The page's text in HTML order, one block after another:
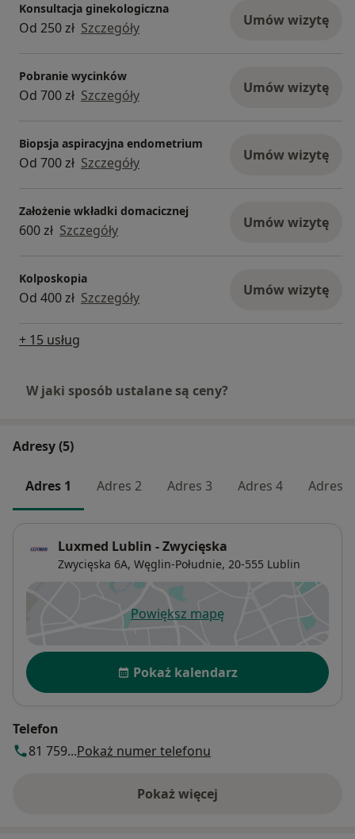
Konsultacja ginekologiczna
Od 250 zł Szczegóły Umów wizytę
Pobranie wycinków
Od 700 zł Szczegóły Umów wizytę
Biopsja aspiracyjna endometrium
Od 700 zł Szczegóły Umów wizytę
Założenie wkładki domacicznej
600 zł Szczegóły Umów wizytę
Kolposkopia
Od 400 zł Szczegóły Umów wizytę
+ 15 usług
W jaki sposób ustalane są ceny?
Adresy (5)
Adres 1 Adres 2 Adres 3 Adres 4 Adres 5
Luxmed Lublin - Zwycięska
Zwycięska 6A, Węglin-Południe, 20-555 Lublin
Powiększ mapęotwiera się w nowej karcie
Dostępność
Pokaż kalendarz
Telefon
81 759...Pokaż numer telefonu
Pokaż więcej
o adresie